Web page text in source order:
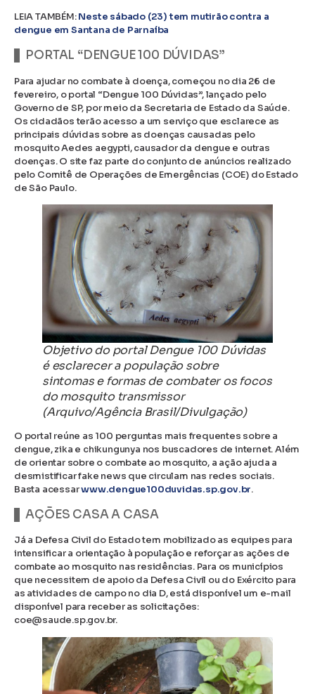
LEIA TAMBÉM:Neste sábado (23) tem mutirão contra a
dengue em Santana de Parnaíba
PORTAL “DENGUE 100 DÚVIDAS”
Para ajudar no combate à doença, começou no dia 26 de
fevereiro, o portal “Dengue 100 Dúvidas”, lançado pelo
Governo de SP, por meio da Secretaria de Estado da Saúde.
Os cidadãos terão acesso a um serviço que esclarece as
principais dúvidas sobre as doenças causadas pelo
mosquito Aedes aegypti, causador da dengue e outras
doenças. O site faz parte do conjunto de anúncios realizado
pelo Comitê de Operações de Emergências (COE) do Estado
de São Paulo.
Objetivo do portal Dengue 100 Dúvidas
é esclarecer a população sobre
sintomas e formas de combater os focos
do mosquito transmissor
(Arquivo/Agência Brasil/Divulgação)
O portal reúne as 100 perguntas mais frequentes sobre a
dengue, zika e chikungunya nos buscadores de internet. Além
de orientar sobre o combate ao mosquito, a ação ajuda a
desmistificar fake news que circulam nas redes sociais.
Basta acessarwww.dengue100duvidas.sp.gov.br.
AÇÕES CASA A CASA
Já a Defesa Civil do Estado tem mobilizado as equipes para
intensificar a orientação à população e reforçar as ações de
combate ao mosquito nas residências. Para os municípios
que necessitem de apoio da Defesa Civil ou do Exército para
as atividades de campo no dia D, está disponível um e-mail
disponível para receber as solicitações:
coe@saude.sp.gov.br.